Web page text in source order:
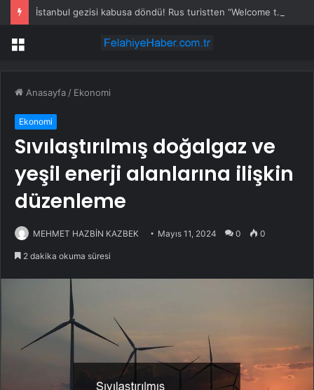
İstanbul gezisi kabusa döndü! Rus turistten “Welcome to Türkiye” göndermesi
Menü
Anasayfa / Ekonomi
Ekonomi
Sıvılaştırılmış doğalgaz ve
yeşil enerji alanlarına ilişkin
düzenleme
MEHMET HAZBİN KAZBEK Mayıs 11, 2024 0 0
2 dakika okuma süresi